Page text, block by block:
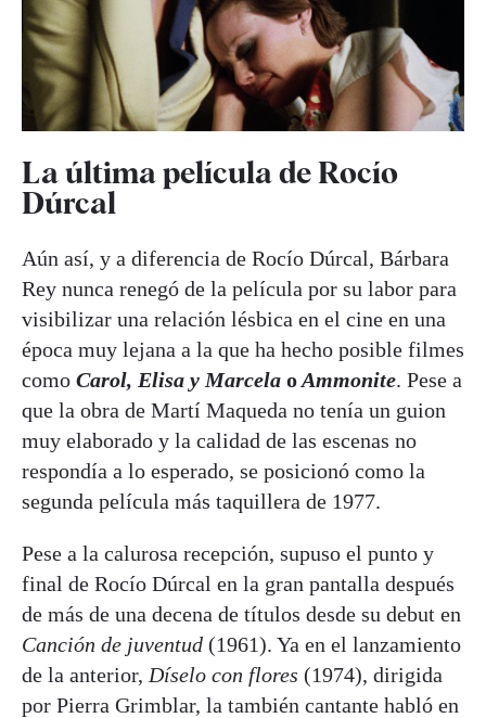
La última película de Rocío
Dúrcal
Aún así, y a diferencia de Rocío Dúrcal, Bárbara
Rey nunca renegó de la película por su labor para
visibilizar una relación lésbica en el cine en una
época muy lejana a la que ha hecho posible filmes
como Carol, Elisa y Marcela oAmmonite. Pese a
que la obra de Martí Maqueda no tenía un guion
muy elaborado y la calidad de las escenas no
respondía a lo esperado, se posicionó como la
segunda película más taquillera de 1977.
Pese a la calurosa recepción, supuso el punto y
final de Rocío Dúrcal en la gran pantalla después
de más de una decena de títulos desde su debut en
Canción de juventud (1961). Ya en el lanzamiento
de la anterior, Díselo con flores (1974), dirigida
por Pierra Grimblar, la también cantante habló en